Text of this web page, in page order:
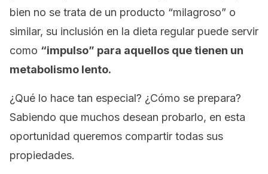
bien no se trata de un producto “milagroso” o
similar, su inclusión en la dieta regular puede servir
como “impulso” para aquellos que tienen un
metabolismo lento.
¿Qué lo hace tan especial? ¿Cómo se prepara?
Sabiendo que muchos desean probarlo, en esta
oportunidad queremos compartir todas sus
propiedades.